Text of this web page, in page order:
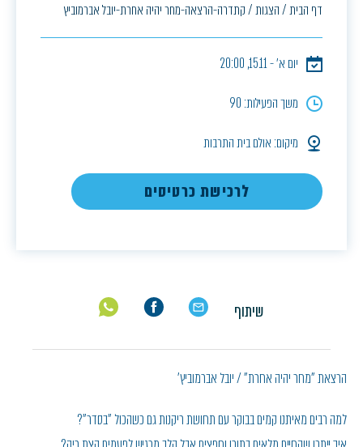
דף הבית/הצגות/קתדרה-הרצאה-מחר יהיה אחרת-יובל אברמוביץ
יום א׳ - 15.11, 20:00
משך הפעילות: 90
מיקום: אולם בית התרבות
לרכישת כרטיסים
שיתוף
הרצאת "מחר יהיה אחרת" / יובל אברמוביץ'
למה רבים מאיתנו קמים בבוקר עם תחושת ריקנות גם כשהכול "בסדר"?